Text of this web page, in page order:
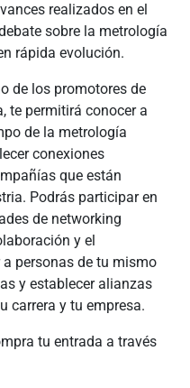
realizados en el
sobre la metrología
rápida evolución.
de los promotores de
te permitirá conocer a
de la metrología
conexiones
que están
Podrás participar en
de networking
y el
personas de tu mismo
y establecer alianzas
carrera y tu empresa.
tu entrada a través